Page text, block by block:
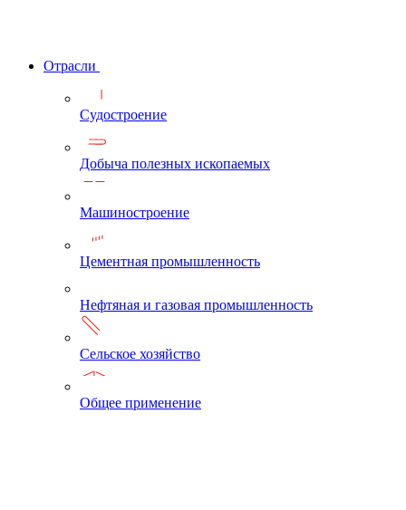
Отрасли
Судостроение
Добыча полезных ископаемых
Машиностроение
Цементная промышленность
Нефтяная и газовая промышленность
Сельское хозяйство
Общее применение